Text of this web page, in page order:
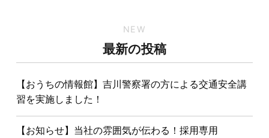
NEW
最新の投稿
【おうちの情報館】吉川警察署の方による交通安全講
習を実施しました！
【お知らせ】当社の雰囲気が伝わる！採用専用